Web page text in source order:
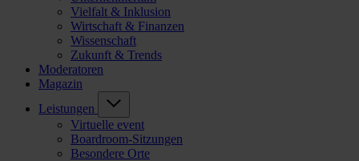
Vielfalt & Inklusion
Wirtschaft & Finanzen
Wissenschaft
Zukunft & Trends
Moderatoren
Magazin
Leistungen
Virtuelle event
Boardroom-Sitzungen
Besondere Orte